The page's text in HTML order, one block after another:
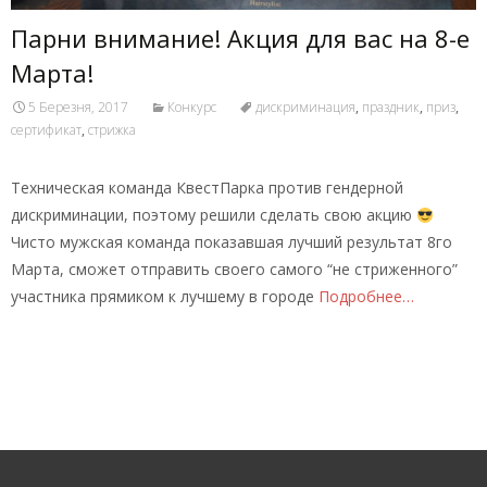
Парни внимание! Акция для вас на 8-е
Марта!
5 Березня, 2017 Конкурс дискриминация, праздник, приз,
сертификат, стрижка
Техническая команда КвестПарка против гендерной
дискриминации, поэтому решили сделать свою акцию
Чисто мужская команда показавшая лучший результат 8го
Марта, сможет отправить своего самого “не стриженного”
участника прямиком к лучшему в городе Подробнее…